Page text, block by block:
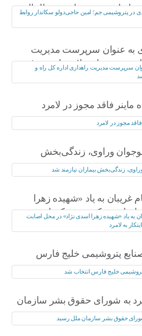
عمومی و امور بین‌الملل
به عنوان سرپرست مدیریت
و شهرسازی لارستان معرفی
وراوی، زندگی‌بخش
به یاد «شهیده زهرا
اصابت ترکش موشک‌های
لامرد
پتروشیمی خلیج فارس
به شورای حقوق بشر سازمان